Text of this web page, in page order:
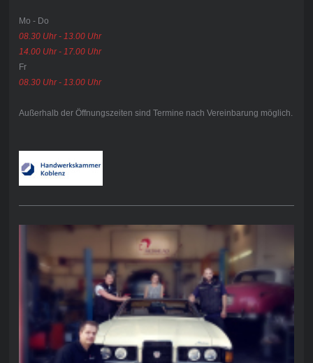
Mo - Do
08.30 Uhr - 13.00 Uhr
14.00 Uhr - 17.00 Uhr
Fr
08.30 Uhr - 13.00 Uhr
Außerhalb der Öffnungszeiten sind Termine nach Vereinbarung möglich.